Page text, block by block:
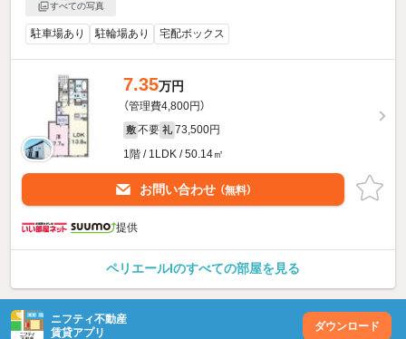
すべての写真
駐車場あり 駐輪場あり 宅配ボックス
7.35万円
（管理費4,800円）
敷 不要 礼 73,500円
1階 / 1LDK / 50.14㎡
お問い合わせ （無料）
提供
ペリエールIのすべての部屋を見る
ニフティ不動産
賃貸アプリ
ダウンロード